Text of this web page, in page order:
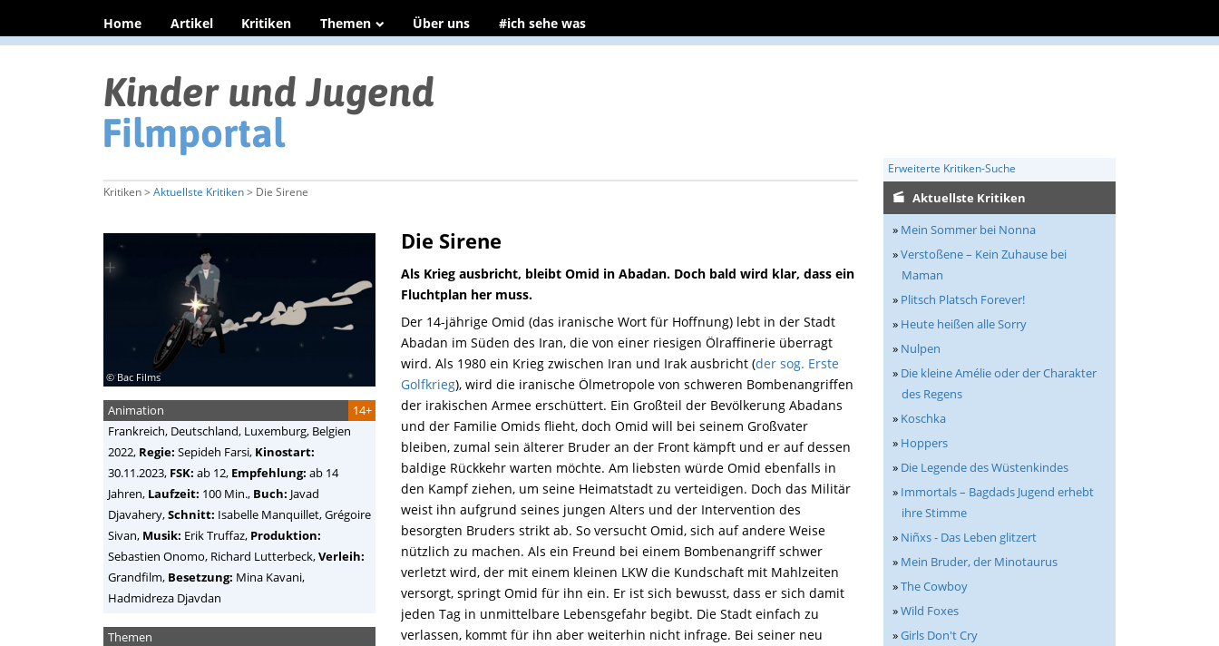
Home Artikel Kritiken Themen Über uns #ich sehe was
Erweiterte Kritiken-Suche
Kritiken > Aktuellste Kritiken> Die Sirene
Die Sirene
Als Krieg ausbricht, bleibt Omid in Abadan. Doch bald wird klar, dass ein
Fluchtplan her muss.
Der 14-jährige Omid (das iranische Wort für Hoffnung) lebt in der Stadt
Abadan im Süden des Iran, die von einer riesigen Ölraffinerie überragt
wird. Als 1980 ein Krieg zwischen Iran und Irak ausbricht (der sog. Erste
Golfkrieg), wird die iranische Ölmetropole von schweren Bombenangriffen
der irakischen Armee erschüttert. Ein Großteil der Bevölkerung Abadans
und der Familie Omids flieht, doch Omid will bei seinem Großvater
bleiben, zumal sein älterer Bruder an der Front kämpft und er auf dessen
baldige Rückkehr warten möchte. Am liebsten würde Omid ebenfalls in
den Kampf ziehen, um seine Heimatstadt zu verteidigen. Doch das Militär
weist ihn aufgrund seines jungen Alters und der Intervention des
besorgten Bruders strikt ab. So versucht Omid, sich auf andere Weise
nützlich zu machen. Als ein Freund bei einem Bombenangriff schwer
verletzt wird, der mit einem kleinen LKW die Kundschaft mit Mahlzeiten
versorgt, springt Omid für ihn ein. Er ist sich bewusst, dass er sich damit
jeden Tag in unmittelbare Lebensgefahr begibt. Die Stadt einfach zu
verlassen, kommt für ihn aber weiterhin nicht infrage. Bei seiner neu
© Bac Films
14+
Animation
Frankreich, Deutschland, Luxemburg, Belgien
2022, Regie: Sepideh Farsi, Kinostart:
30.11.2023, FSK: ab 12, Empfehlung: ab 14
Jahren, Laufzeit: 100 Min., Buch: Javad
Djavahery,Schnitt: Isabelle Manquillet, Grégoire
Sivan, Musik: Erik Truffaz, Produktion:
Sebastien Onomo, Richard Lutterbeck,Verleih:
Grandfilm, Besetzung: Mina Kavani,
Hadmidreza Djavdan
Themen
Aktuellste Kritiken
» Mein Sommer bei Nonna
»Verstoßene – Kein Zuhause bei
Maman
» Plitsch Platsch Forever!
» Heute heißen alle Sorry
» Nulpen
» Die kleine Amélie oder der Charakter
des Regens
» Koschka
» Hoppers
» Die Legende des Wüstenkindes
» Immortals – Bagdads Jugend erhebt
ihre Stimme
» Niñxs - Das Leben glitzert
» Mein Bruder, der Minotaurus
»The Cowboy
»Wild Foxes
»Girls Don't Cry